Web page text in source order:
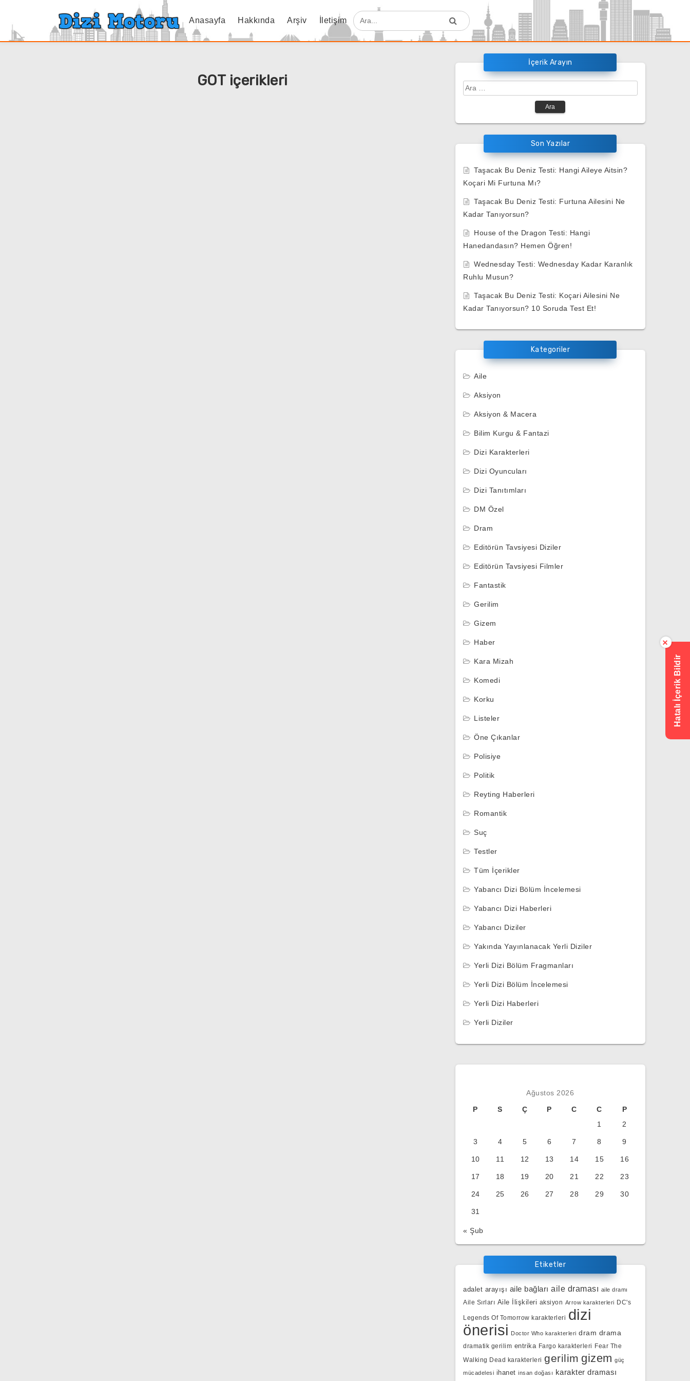
Anasayfa Hakkında Arşiv İletişim
GOT içerikleri
İçerik Arayın
Arama:
Son Yazılar
Taşacak Bu Deniz Testi: Hangi Aileye Aitsin?
Koçari Mi Furtuna Mı?
Taşacak Bu Deniz Testi: Furtuna Ailesini Ne
Kadar Tanıyorsun?
House of the Dragon Testi: Hangi
Hanedandasın? Hemen Öğren!
Wednesday Testi: Wednesday Kadar Karanlık
Ruhlu Musun?
Taşacak Bu Deniz Testi: Koçari Ailesini Ne
Kadar Tanıyorsun? 10 Soruda Test Et!
Kategoriler
Aile
Aksiyon
Aksiyon & Macera
Bilim Kurgu & Fantazi
Dizi Karakterleri
Dizi Oyuncuları
Dizi Tanıtımları
DM Özel
Dram
Editörün Tavsiyesi Diziler
Editörün Tavsiyesi Filmler
Fantastik
Gerilim
Gizem
Haber
Kara Mizah
Komedi
Korku
Listeler
Öne Çıkanlar
Polisiye
Politik
Reyting Haberleri
Romantik
Suç
Testler
Tüm İçerikler
Yabancı Dizi Bölüm İncelemesi
Yabancı Dizi Haberleri
Yabancı Diziler
Yakında Yayınlanacak Yerli Diziler
Yerli Dizi Bölüm Fragmanları
Yerli Dizi Bölüm İncelemesi
Yerli Dizi Haberleri
Yerli Diziler
Ağustos 2026
P
S Ç P C C
P
1
2
3 4 5 6 7 8 9
10 11 12 13 14 15 16
17 18 19 20 21 22 23
24 25 26 27 28 29 30
31
« Şub
Etiketler
adalet arayışı aile bağları aile draması aile dramı
Aile Sırları Aile İlişkileri aksiyon Arrow karakterleri DC's
Legends Of Tomorrow karakterleri dizi
önerisi Doctor Who karakterleri dram drama
dramatik gerilim entrika Fargo karakterleri Fear The
Walking Dead karakterleri gerilim gizem güç
mücadelesi ihanet insan doğası karakter draması
Hatalı İçerik Bildir
×